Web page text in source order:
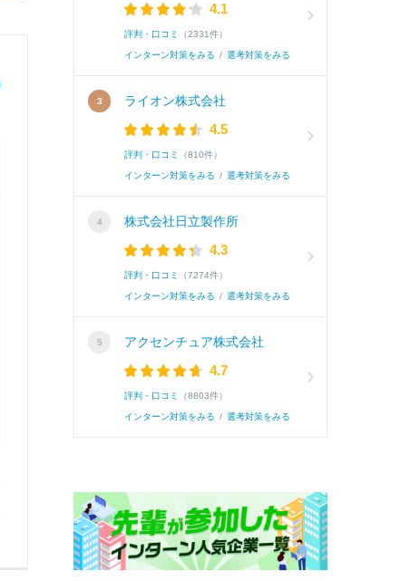
コンサルティングセールス
A.
ゼミでは、刑事訴訟法ゼミに所属し、弁護士、
で刑事訴訟法への理解を深めてきました。検察
0 0
4.1
評判・口コミ （2331件）
インターン対策をみる / 選考対策をみる
ライオン株式会社
4.5
評判・口コミ （810件）
インターン対策をみる / 選考対策をみる
株式会社日立製作所
4.3
評判・口コミ （7274件）
インターン対策をみる / 選考対策をみる
アクセンチュア株式会社
4.7
評判・口コミ （8803件）
インターン対策をみる / 選考対策をみる